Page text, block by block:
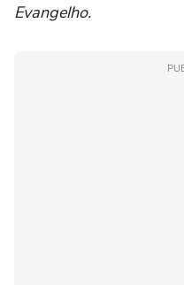
Evangelho.